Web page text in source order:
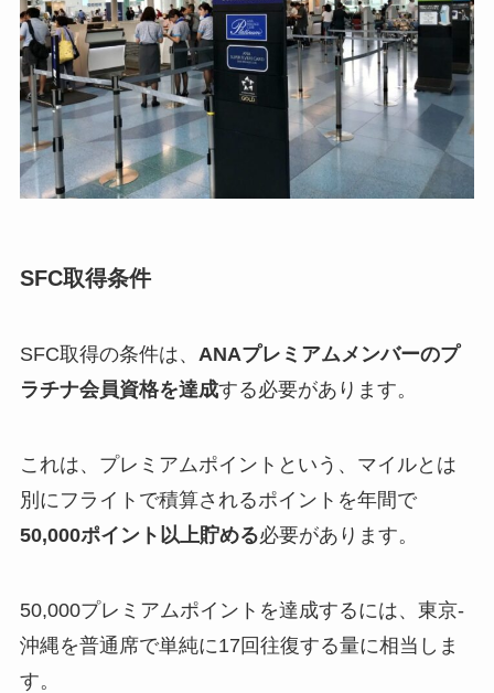
SFC取得条件
SFC取得の条件は、 ANAプレミアムメンバーのプ
ラチナ会員資格を達成する必要があります。
これは、プレミアムポイントという、マイルとは
別にフライトで積算されるポイントを年間で
50,000ポイント以上貯める必要があります。
50,000プレミアムポイントを達成するには、東京-
沖縄を普通席で単純に17回往復する量に相当しま
す。